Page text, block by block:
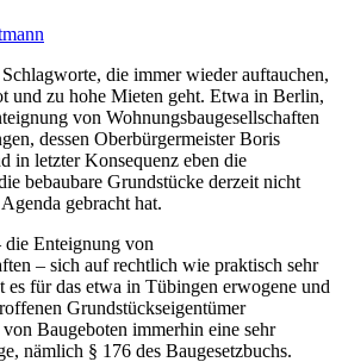
die immer wieder auftauchen,
und zu hohe Mieten geht. Etwa in Berlin,
von Wohnungsbaugesellschaften
dessen Oberbürgermeister Boris
in letzter Konsequenz eben die
bebaubare Grundstücke derzeit nicht
gebracht hat.
die Enteignung von
– sich auf rechtlich wie praktisch sehr
es für das etwa in Tübingen erwogene und
Grundstückseigentümer
Baugeboten immerhin eine sehr
nämlich § 176 des Baugesetzbuchs.